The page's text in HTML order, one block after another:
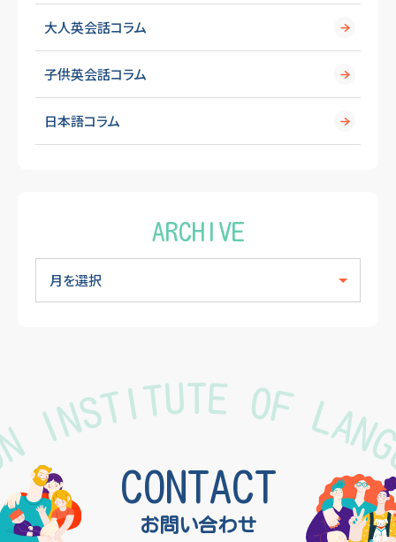
大人英会話コラム
子供英会話コラム
日本語コラム
ARCHIVE
お問い合わせ
CONTACT